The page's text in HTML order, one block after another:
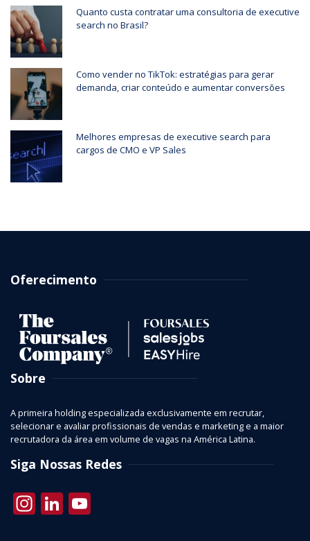
Quanto custa contratar uma consultoria de executive
search no Brasil?
Como vender no TikTok: estratégias para gerar
demanda, criar conteúdo e aumentar conversões
Melhores empresas de executive search para
cargos de CMO e VP Sales
Oferecimento
Sobre
A primeira holding especializada exclusivamente em recrutar,
selecionar e avaliar profissionais de vendas e marketing e a maior
recrutadora da área em volume de vagas na América Latina.
Siga Nossas Redes
Instagram
LinkedIn